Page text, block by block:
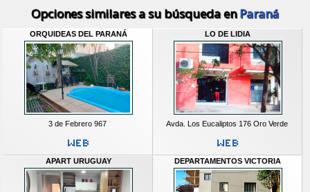
Opciones similares a su búsqueda enParaná
ORQUIDEAS DEL PARANÁ
3 de Febrero 967
LO DE LIDIA
Avda. Los Eucaliptos 176 Oro Verde
APART URUGUAY DEPARTAMENTOS VICTORIA